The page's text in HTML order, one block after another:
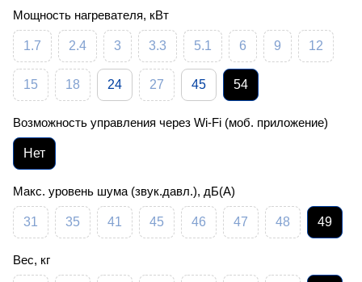
Мощность нагревателя, кВт
1.7 2.4 3 3.3 5.1 6 9 12
15 18 24 27 45 54
Возможность управления через Wi-Fi (моб. приложение)
Нет
Макс. уровень шума (звук.давл.), дБ(А)
31 35 41 45 46 47 48 49
Вес, кг